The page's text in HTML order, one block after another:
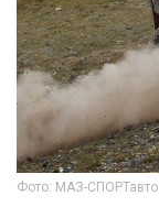
Фото: МАЗ-СПОРТавто